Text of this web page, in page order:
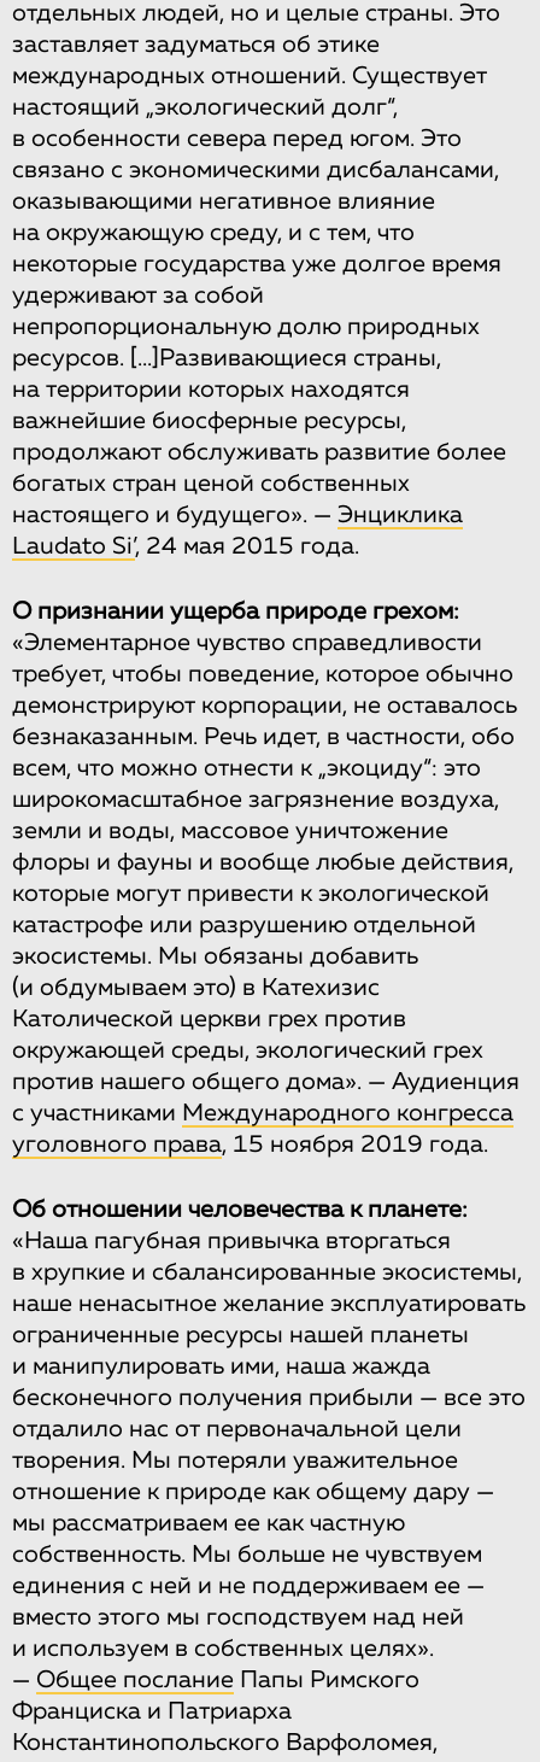
отдельных людей, но и целые страны. Это
заставляет задуматься об этике
международных отношений. Существует
настоящий „экологический долг“,
в особенности севера перед югом. Это
связано с экономическими дисбалансами,
оказывающими негативное влияние
на окружающую среду, и с тем, что
некоторые государства уже долгое время
удерживают за собой
непропорциональную долю природных
ресурсов.
[...] Развивающиеся страны,
на территории которых находятся
важнейшие биосферные ресурсы,
продолжают обслуживать развитие более
богатых стран ценой собственных
настоящего и будущего». — Энциклика
Laudato Si’, 24 мая 2015 года.
О признании ущерба природе грехом:
«Элементарное чувство справедливости
требует, чтобы поведение, которое обычно
демонстрируют корпорации, не оставалось
безнаказанным. Речь идет, в частности, обо
всем, что можно отнести к „экоциду“: это
широкомасштабное загрязнение воздуха,
земли и воды, массовое уничтожение
флоры и фауны и вообще любые действия,
которые могут привести к экологической
катастрофе или разрушению отдельной
экосистемы. Мы обязаны добавить
(и обдумываем это) в Катехизис
Католической церкви грех против
окружающей среды, экологический грех
против нашего общего дома». — Аудиенция
с участниками Международного конгресса
уголовного права, 15 ноября 2019 года.
Об отношении человечества к планете:
«Наша пагубная привычка вторгаться
в хрупкие и сбалансированные экосистемы,
наше ненасытное желание эксплуатировать
ограниченные ресурсы нашей планеты
и манипулировать ими, наша жажда
бесконечного получения прибыли — все это
отдалило нас от первоначальной цели
творения. Мы потеряли уважительное
отношение к природе как общему дару —
мы рассматриваем ее как частную
собственность. Мы больше не чувствуем
единения с ней и не поддерживаем ее —
вместо этого мы господствуем над ней
и используем в собственных целях».
— Общее послание Папы Римского
Франциска и Патриарха
Константинопольского Варфоломея,